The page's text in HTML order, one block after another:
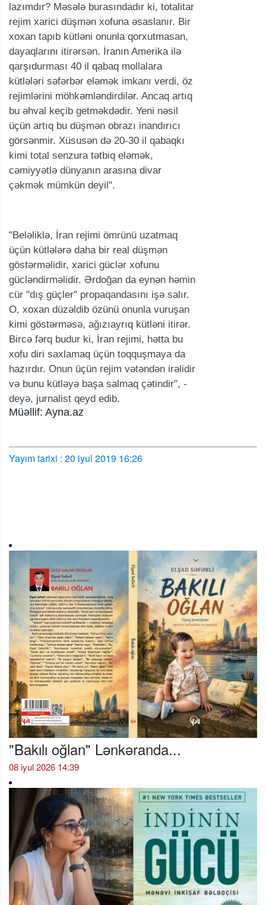
lazımdır? Məsələ burasındadır ki, totalitar
rejim xarici düşmən xofuna əsaslanır. Bir
xoxan tapıb kütləni onunla qorxutmasan,
dayaqlarını itirərsən. İranın Amerika ilə
qarşıdurması 40 il qabaq mollalara
kütlələri səfərbər eləmək imkanı verdi, öz
rejimlərini möhkəmləndirdilər. Ancaq artıq
bu əhval keçib getməkdədir. Yeni nəsil
üçün artıq bu düşmən obrazı inandırıcı
görsənmir. Xüsusən də 20-30 il qabaqkı
kimi total senzura tətbiq eləmək,
cəmiyyətlə dünyanın arasına divar
çəkmək mümkün deyil".
"Beləliklə, İran rejimi ömrünü uzatmaq
üçün kütlələrə daha bir real düşmən
göstərməlidir, xarici güclər xofunu
gücləndirməlidir. Ərdoğan da eynən həmin
cür "dış güçler" propaqandasını işə salır.
O, xoxan düzəldib özünü onunla vuruşan
kimi göstərməsə, ağızıayrıq kütləni itirər.
Bircə fərq budur ki, İran rejimi, hətta bu
xofu diri saxlamaq üçün toqquşmaya da
hazırdır. Onun üçün rejim vətəndən irəlidir
və bunu kütləyə başa salmaq çətindir", -
deyə, jurnalist qeyd edib.
Müəllif: Ayna.az
Yayım tarixi : 20 iyul 2019 16:26
"Bakılı oğlan" Lənkəranda...
08 iyul 2026 14:39